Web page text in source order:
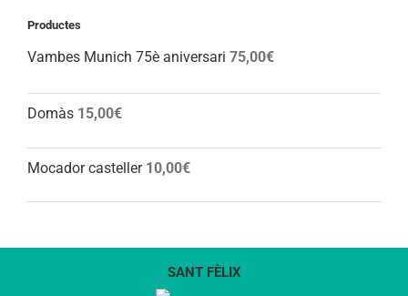
Productes
Vambes Munich 75è aniversari 75,00€
Domàs 15,00€
Mocador casteller 10,00€
SANT FÈLIX